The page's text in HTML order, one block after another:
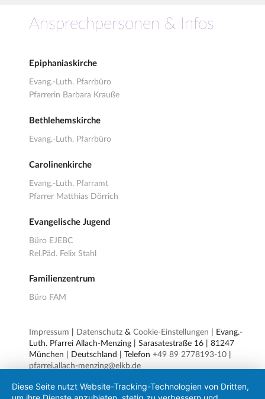
Ansprechpersonen & Infos
Epiphaniaskirche
Evang.-Luth. Pfarrbüro
Pfarrerin Barbara Krauße
Bethlehemskirche
Evang.-Luth. Pfarrbüro
Carolinenkirche
Evang.-Luth. Pfarramt
Pfarrer Matthias Dörrich
Evangelische Jugend
Büro EJEBC
Rel.Päd. Felix Stahl
Familienzentrum
Büro FAM
Impressum Datenschutz & Cookie-Einstellungen | Evang.-
Luth. Pfarrei Allach-Menzing | Sarasatestraße 16 | 81247
München | Deutschland | Telefon +49 89 2778193-10
pfarrei.allach-menzing@elkb.de
Diese Seite nutzt Website-Tracking-Technologien von Dritten,